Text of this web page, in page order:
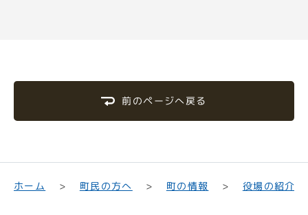
前のページへ戻る
ホーム 町民の方へ 町の情報 役場の紹介